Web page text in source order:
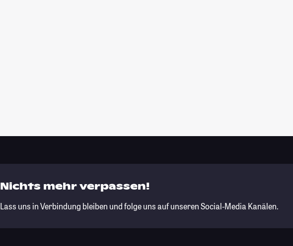
Nichts mehr verpassen!
Lass uns in Verbindung bleiben und folge uns auf unseren Social-Media Kanälen.